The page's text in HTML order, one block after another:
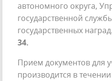
автономного округа,
государственной
государственных
34.
Прием документов для
производится в течении